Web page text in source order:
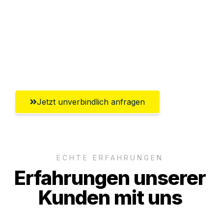
Jetzt unverbindlich anfragen
ECHTE ERFAHRUNGEN
Erfahrungen unserer
Kunden mit uns